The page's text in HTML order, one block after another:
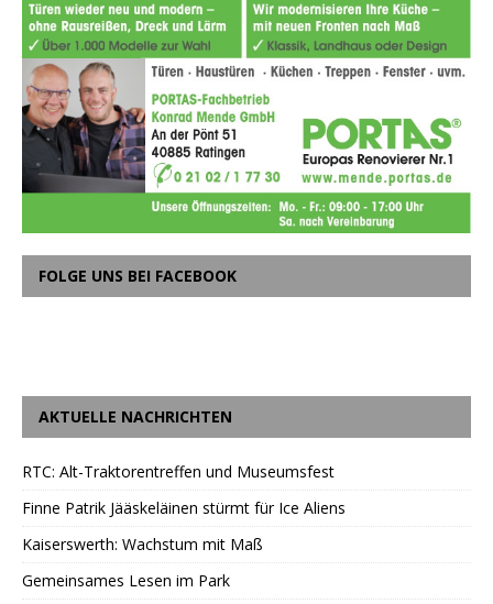
FOLGE UNS BEI FACEBOOK
AKTUELLE NACHRICHTEN
RTC: Alt-Traktorentreffen und Museumsfest
Finne Patrik Jääskeläinen stürmt für Ice Aliens
Kaiserswerth: Wachstum mit Maß
Gemeinsames Lesen im Park